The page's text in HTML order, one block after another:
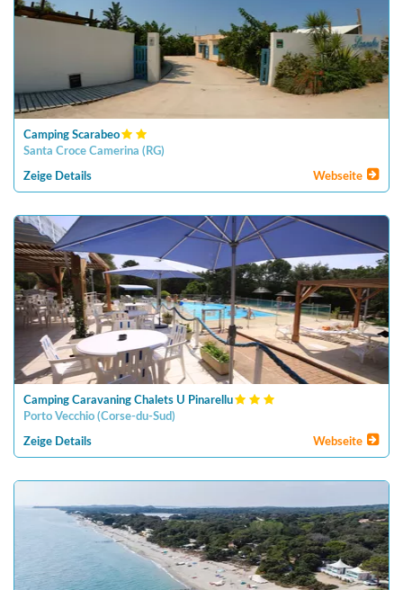
Camping Scarabeo
Santa Croce Camerina ( RG)
Zeige Details Webseite
Camping Caravaning Chalets U Pinarellu
Porto Vecchio (Corse-du-Sud)
Zeige Details Webseite